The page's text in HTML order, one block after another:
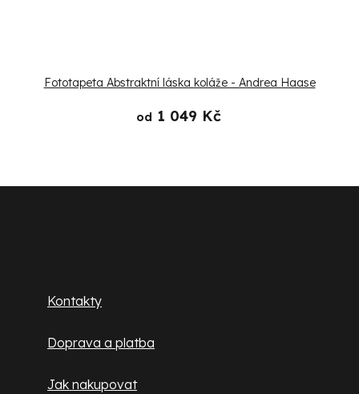
Fototapeta Abstraktní láska koláže - Andrea Haase
od 1 049 Kč
Kontakty
Doprava a platba
Jak nakupovat